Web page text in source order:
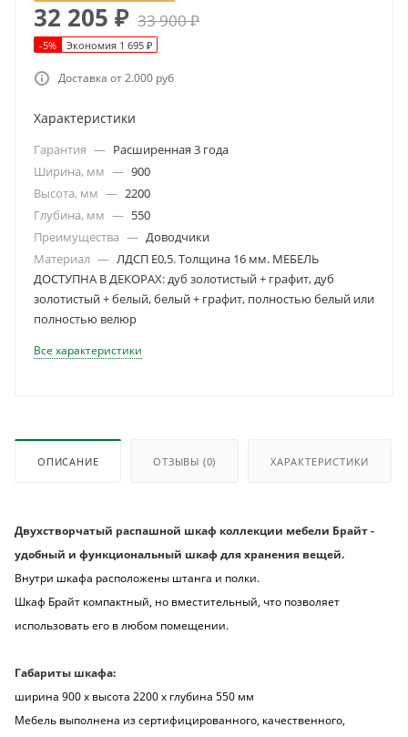
32 205 ₽ 33 900₽
-5% Экономия 1 695 ₽
Доставка от 2.000 руб
Характеристики
Гарантия — Расширенная 3 года
Ширина, мм — 900
Высота, мм — 2200
Глубина, мм — 550
Преимущества — Доводчики
Материал — ЛДСП Е0,5. Толщина 16 мм. МЕБЕЛЬ
ДОСТУПНА В ДЕКОРАХ: дуб золотистый + графит, дуб
золотистый + белый, белый + графит, полностью белый или
полностью велюр
Все характеристики
ОПИСАНИЕ ОТЗЫВЫ (0) ХАРАКТЕРИСТИКИ
Двухстворчатый распашной шкаф коллекции мебели Брайт -
удобный и функциональный шкаф для хранения вещей.
Внутри шкафа расположены штанга и полки.
Шкаф Брайт компактный, но вместительный, что позволяет
использовать его в любом помещении.
Габариты шкафа:
ширина 900 х высота 2200 х глубина 550 мм
Мебель выполнена из сертифицированного, качественного,